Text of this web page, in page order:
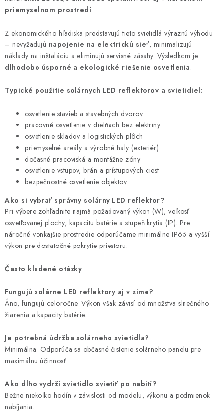
priemyselnom prostredí.
Z ekonomického hľadiska predstavujú tieto svietidlá výraznú výhodu
– nevyžadujú napojenie na elektrickú sieť, minimalizujú
náklady na inštaláciu a eliminujú servisné zásahy. Výsledkom je
dlhodobo úsporné a ekologické riešenie osvetlenia.
Typické použitie solárnych LED reflektorov a svietidiel:
osvetlenie stavieb a stavebných dvorov
pracovné osvetlenie v dielňach bez elektriny
osvetlenie skladov a logistických plôch
priemyselné areály a výrobné haly (exteriér)
dočasné pracoviská a montážne zóny
osvetlenie vstupov, brán a prístupových ciest
bezpečnostné osvetlenie objektov
Ako si vybrať správny solárny LED reflektor?
Pri výbere zohľadnite najmä požadovaný výkon (W), veľkosť
osvetľovanej plochy, kapacitu batérie a stupeň krytia (IP). Pre
náročné vonkajšie prostredie odporúčame minimálne IP65 a vyšší
výkon pre dostatočné pokrytie priestoru.
Často kladené otázky
Fungujú solárne LED reflektory aj v zime?
Áno, fungujú celoročne. Výkon však závisí od množstva slnečného
žiarenia a kapacity batérie.
Je potrebná údržba solárneho svietidla?
Minimálna. Odporúča sa občasné čistenie solárneho panelu pre
maximálnu účinnosť.
Ako dlho vydrží svietidlo svietiť po nabití?
Bežne niekoľko hodín v závislosti od modelu, výkonu a podmienok
nabíjania.